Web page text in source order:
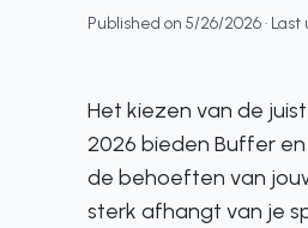
Published on 5/26/2026·
Het kiezen van de
2026 bieden Buffer
de behoeften van
sterk afhangt van je